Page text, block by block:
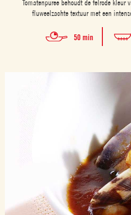
Tomatenpuree behoudt de felrode kleur
fluweelzachte textuur met een
50 min